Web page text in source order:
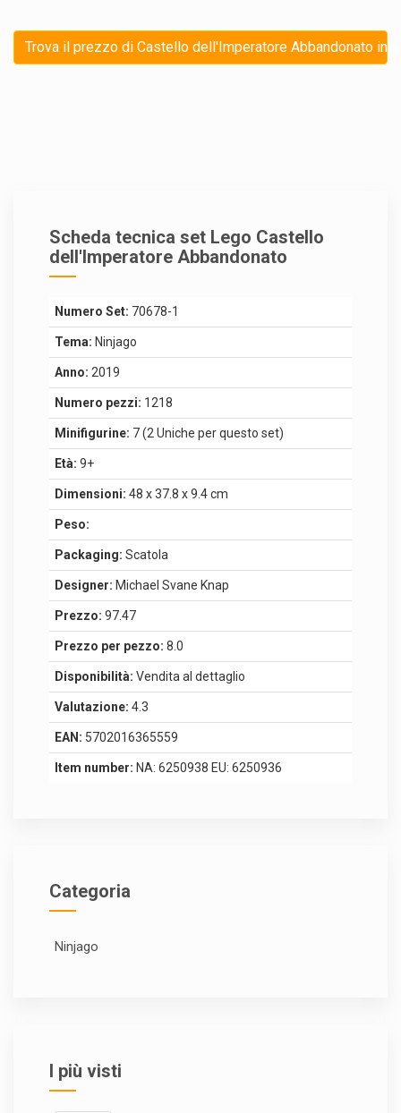
Trova il prezzo di Castello dell'Imperatore Abbandonato in
Scheda tecnica set Lego Castello
dell'Imperatore Abbandonato
Numero Set: 70678-1
Tema: Ninjago
Anno: 2019
Numero pezzi: 1218
Minifigurine: 7 (2 Uniche per questo set)
Età: 9+
Dimensioni: 48 x 37.8 x 9.4 cm
Peso:
Packaging: Scatola
Designer: Michael Svane Knap
Prezzo: 97.47
Prezzo per pezzo: 8.0
Disponibilità: Vendita al dettaglio
Valutazione: 4.3
EAN: 5702016365559
Item number: NA: 6250938 EU: 6250936
Categoria
Ninjago
I più visti